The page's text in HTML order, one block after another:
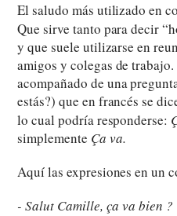
El saludo más utilizado en
Que sirve tanto para decir
y que suele utilizarse en
amigos y colegas de
acompañado de una
estás?) que en francés se
lo cual podría responderse:
simplemente Ça va.
Aquí las expresiones en un
- Salut Camille, ça va bien ?